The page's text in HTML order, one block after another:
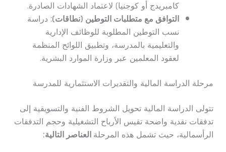
كامبريدج أو كوجنيا) لاعتماد الشهادات الصادرة.
التوافق مع متطلبات التوطين (نطاقات): دراسة
نسب التوطين المطلوبة للوظائف الإدارية
والتعليمية بالمدرسة، وتطبيق اللوائح المنظمة
لعقود المعلمين عبر وزارة الموارد البشرية.
مرحلة الدراسة المالية والتقديرات الاستثمارية للمدرسة
تتولى الدراسة المالية تحويل الشروط الفنية والتسويقية إلى
تدفقات نقدية واضحة تقيس الأرباح التشغيلية وحجم التدفقات
الرأسمالية، حيث تشمل هذه المرحلةالعناصر التالية: